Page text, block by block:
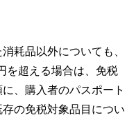
耗品以外についても、
を超える場合は、免税
、購入者のパスポート
の免税対象品目につい